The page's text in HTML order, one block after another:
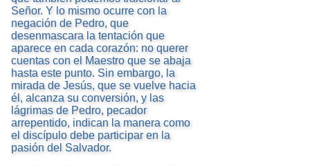
Señor. Y lo mismo ocurre con la
negación de Pedro, que
desenmascara la tentación que
aparece en cada corazón: no querer
cuentas con el Maestro que se abaja
hasta este punto. Sin embargo, la
mirada de Jesús, que se vuelve hacia
él, alcanza su conversión, y las
lágrimas de Pedro, pecador
arrepentido, indican la manera como
el discípulo debe participar en la
pasión del Salvador.